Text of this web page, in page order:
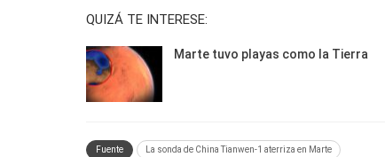
QUIZÁ TE INTERESE:
Marte tuvo playas como la Tierra
Fuente La sonda de China Tianwen-1 aterriza en Marte